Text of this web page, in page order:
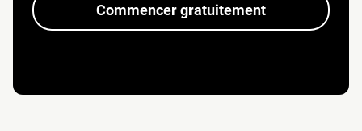
Commencer gratuitement